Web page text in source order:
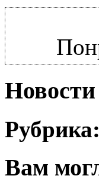
Рубрика:
Вам